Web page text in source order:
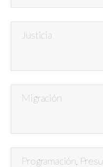
Justicia
Migración
Programación,